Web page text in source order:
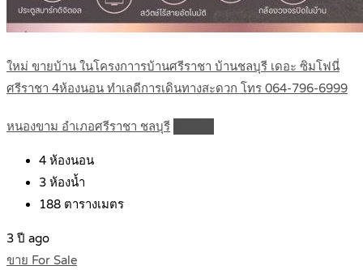
ใหม่ ขายบ้าน ในโครงกาารบ้านศรีราชา บ้านชลบุรี เดอะ ซิมโฟนี่
ศรีราชา 4ห้องนอน ทำเลดีการเดินทางสะดวก โทร 064-796-6999
หนองขาม อำเภอศรีราชา ชลบุรี
4 ห้องนอน
3 ห้องน้ำ
188 ตารางเมตร
3 ปี ago
ขาย For Sale